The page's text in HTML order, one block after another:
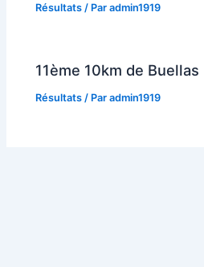
Résultats / Paradmin1919
11ème 10km de Buellas
Résultats / Paradmin1919